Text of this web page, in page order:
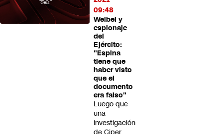
09:48
Weibel y
espionaje
del
Ejército:
"Espina
tiene que
haber visto
que el
documento
era falso"
Luego que
una
investigación
de Ciper